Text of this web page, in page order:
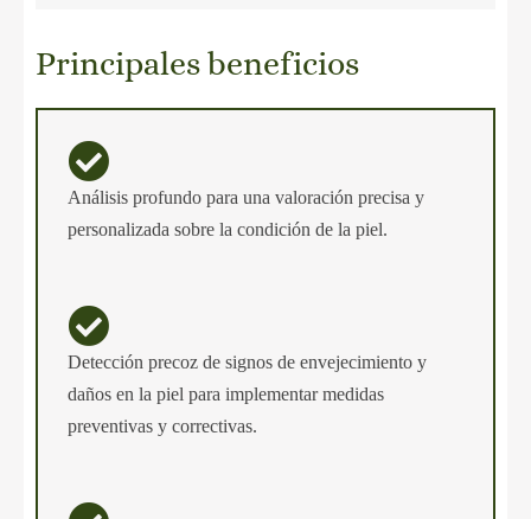
Principales beneficios
Análisis profundo para una valoración precisa y
personalizada sobre la condición de la piel.
Detección precoz de signos de envejecimiento y
daños en la piel para implementar medidas
preventivas y correctivas.